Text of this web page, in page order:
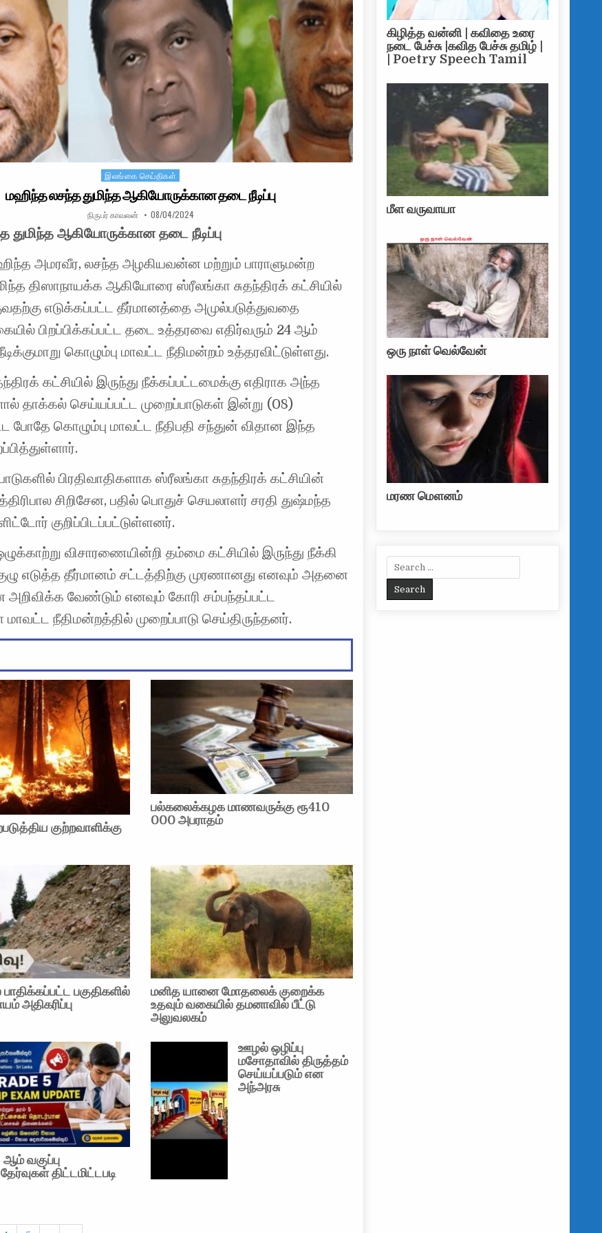
Posted in
இலங்கை செய்திகள்
மஹிந்த லசந்த துமிந்த ஆகியோருக்கான தடை நீடிப்பு
AUTHOR:
நிருபர் காவலன் PUBLISHED DATE:
08/04/2024
துமிந்த ஆகியோருக்கான தடை நீடிப்பு
அமரவீர, லசந்த அழகியவன்ன மற்றும் பாராளுமன்ற
திஸாநாயக்க ஆகியோரை ஸ்ரீலங்கா சுதந்திரக் கட்சியில்
எடுக்கப்பட்ட தீர்மானத்தை அமுல்படுத்துவதை
பிறப்பிக்கப்பட்ட தடை உத்தரவை எதிர்வரும் 24 ஆம்
கொழும்பு மாவட்ட நீதிமன்றம் உத்தரவிட்டுள்ளது.
கட்சியில் இருந்து நீக்கப்பட்டமைக்கு எதிராக அந்த
தாக்கல் செய்யப்பட்ட முறைப்பாடுகள் இன்று (08)
போதே கொழும்பு மாவட்ட நீதிபதி சந்துன் விதான இந்த
பிரதிவாதிகளாக ஸ்ரீலங்கா சுதந்திரக் கட்சியின்
சிறிசேன, பதில் பொதுச் செயலாளர் சரதி துஷ்மந்த
குறிப்பிடப்பட்டுள்ளனர்.
விசாரணையின்றி தம்மை கட்சியில் இருந்து நீக்கி
எடுத்த தீர்மானம் சட்டத்திற்கு முரணானது எனவும் அதனை
அறிவிக்க வேண்டும் எனவும் கோரி சம்பந்தப்பட்ட
நீதிமன்றத்தில் முறைப்பாடு செய்திருந்தனர்.
குற்றவாளிக்கு
பல்கலைக்கழக மாணவருக்கு ரூ410
000 அபராதம்
பாதிக்கப்பட்ட பகுதிகளில்
அதிகரிப்பு
மனித யானை மோதலைக் குறைக்க
உதவும் வகையில் தமனாவில் பீட்டு
அலுவலகம்
வகுப்பு
திட்டமிட்டபடி
ஊழல் ஒழிப்பு
மசோதாவில் திருத்தம்
செய்யப்படும் என
அந்அரசு
கிழித்த வன்னி | கவிதை உரை
நடை பேச்சு |கவித பேச்சு தமிழ் |
| Poetry Speech Tamil
மீள வருவாயா
ஒரு நாள் வெல்வேன்
மரண மௌனம்
Search for: